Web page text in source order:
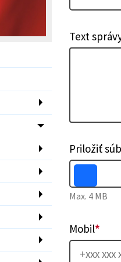
Text
Priložiť
Max. 4 MB
Mobil*